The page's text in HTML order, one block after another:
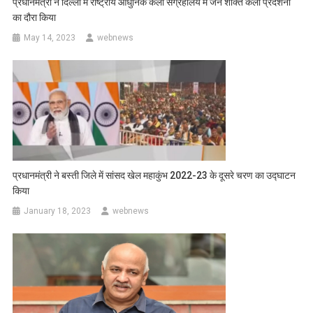
प्रधानमंत्री ने दिल्ली में राष्ट्रीय आधुनिक कला संग्रहालय में जन शक्ति कला प्रदर्शनी
का दौरा किया
May 14, 2023 webnews
प्रधानमंत्री ने बस्ती जिले में सांसद खेल महाकुंभ 2022-23 के दूसरे चरण का उद्घाटन
किया
January 18, 2023 webnews